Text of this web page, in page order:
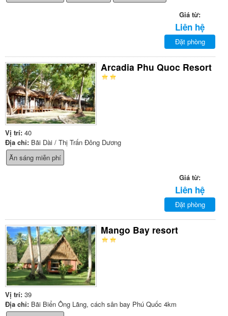
Giá từ:
Liên hệ
Đặt phòng
Arcadia Phu Quoc Resort
Vị trí: 40
Địa chỉ: Bãi Dài / Thị Trấn Đông Dương
Ăn sáng miễn phí
Giá từ:
Liên hệ
Đặt phòng
Mango Bay resort
Vị trí: 39
Địa chỉ: Bãi Biển Ông Lãng, cách sân bay Phú Quốc 4km